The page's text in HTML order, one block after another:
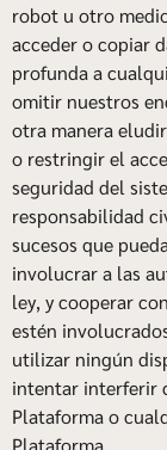
robot u otro
acceder o copiar
profunda a
omitir nuestros
otra manera
o restringir el
seguridad del
responsabilidad
sucesos que
involucrar a las
ley, y cooperar
estén
utilizar ningún
intentar interferir
Plataforma o
Plataforma.